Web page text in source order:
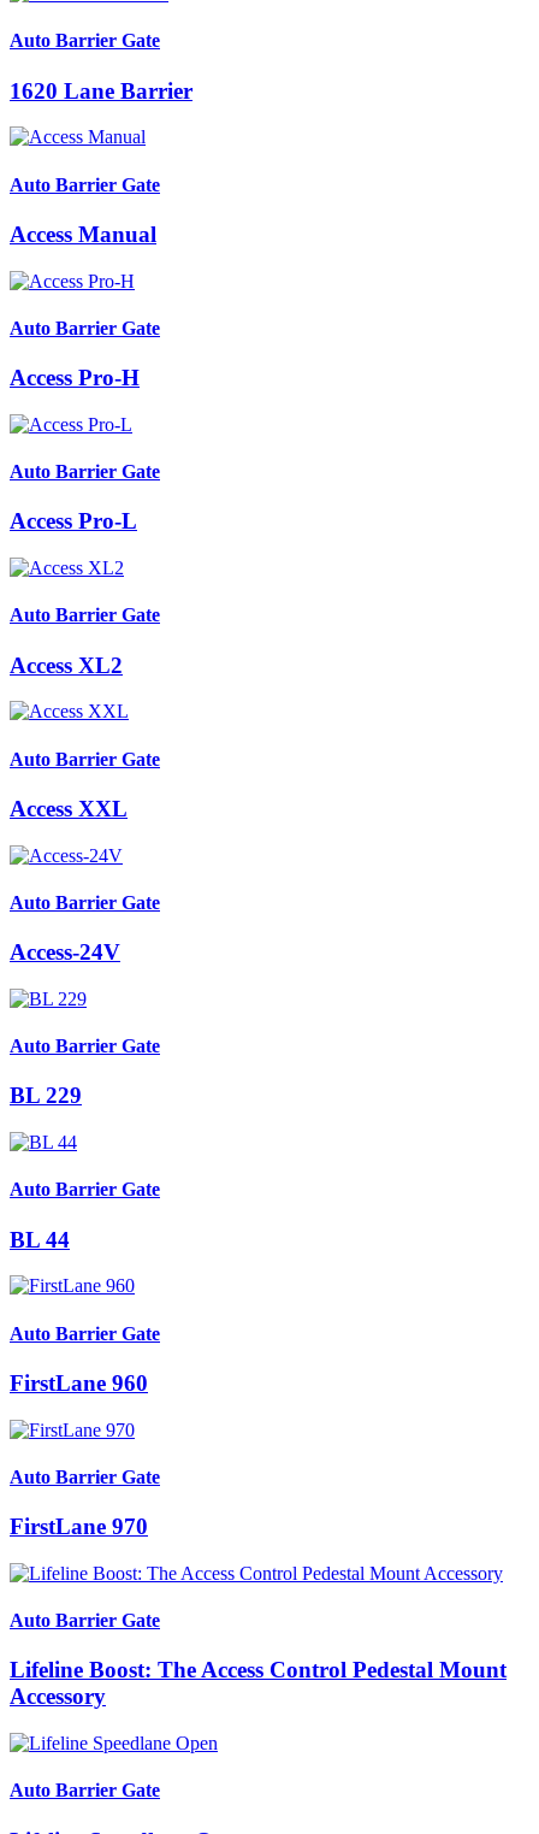
Auto Barrier Gate
1620 Lane Barrier
Auto Barrier Gate
Access Manual
Auto Barrier Gate
Access Pro-H
Auto Barrier Gate
Access Pro-L
Auto Barrier Gate
Access XL2
Auto Barrier Gate
Access XXL
Auto Barrier Gate
Access-24V
Auto Barrier Gate
BL 229
Auto Barrier Gate
BL 44
Auto Barrier Gate
FirstLane 960
Auto Barrier Gate
FirstLane 970
Auto Barrier Gate
Lifeline Boost: The Access Control Pedestal Mount
Accessory
Auto Barrier Gate